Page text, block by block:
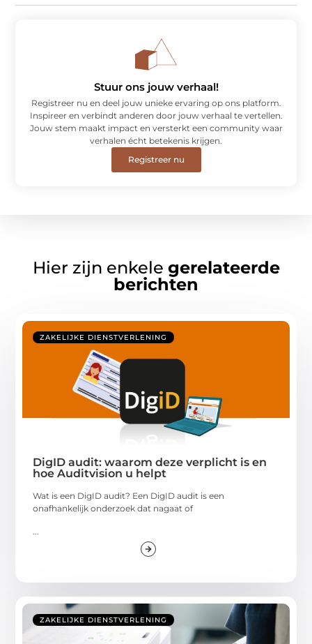
Stuur ons jouw verhaal!
Registreer nu en deel jouw unieke ervaring op ons platform.
Inspireer en verbindt anderen door jouw verhaal te vertellen.
Jouw stem maakt impact en versterkt een community waar
verhalen écht betekenis krijgen.
Registreer nu
Hier zijn enkele gerelateerde
berichten
ZAKELIJKE DIENSTVERLENING
DigID audit: waarom deze verplicht is en
hoe Auditvision u helpt
Wat is een DigID audit? Een DigID audit is een
onafhankelijk onderzoek dat nagaat of
ZAKELIJKE DIENSTVERLENING